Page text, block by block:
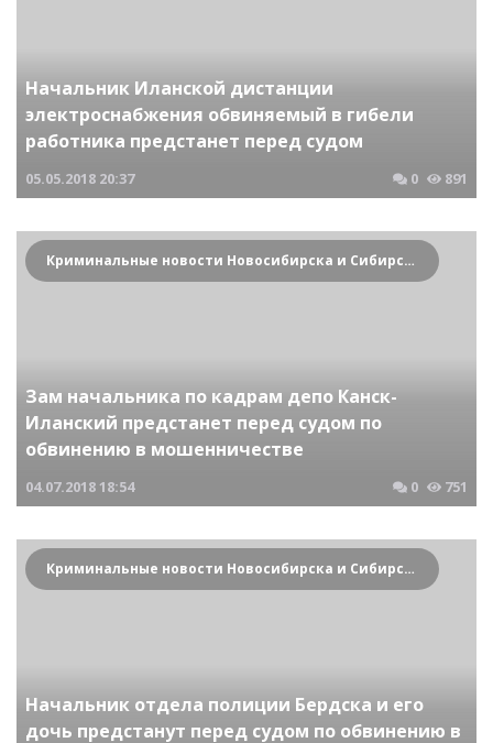
Начальник Иланской дистанции
электроснабжения обвиняемый в гибели
работника предстанет перед судом
05.05.2018 20:37 0 891
Криминальные новости Новосибирска и Сибирского региона
Зам начальника по кадрам депо Канск-
Иланский предстанет перед судом по
обвинению в мошенничестве
04.07.201818:54 0 751
Криминальные новости Новосибирска и Сибирского региона
Начальник отдела полиции Бердска и его
дочь предстанут перед судом по обвинению в